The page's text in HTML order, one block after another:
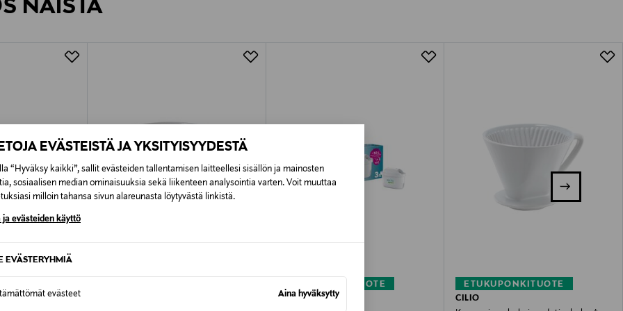
EVÄSTEISTÄ JA YKSITYISYYDESTÄ
“Hyväksy kaikki”, sallit evästeiden tallentamisen laitteellesi sisällön ja mainosten
sosiaalisen median ominaisuuksia sekä liikenteen analysointia varten. Voit muuttaa
milloin tahansa sivun alareunasta löytyvästä linkistä.
ja evästeiden käyttö
EVÄSTERYHMIÄ
evästeet Aina hyväksytty
Alk. 6,90 €, kun toimitus on saatavilla valittuun osoitteeseen.
NÄISTÄ
ETUKUPONKITUOTE
BRITA
ETUKUPONKITUOTE
CILIO